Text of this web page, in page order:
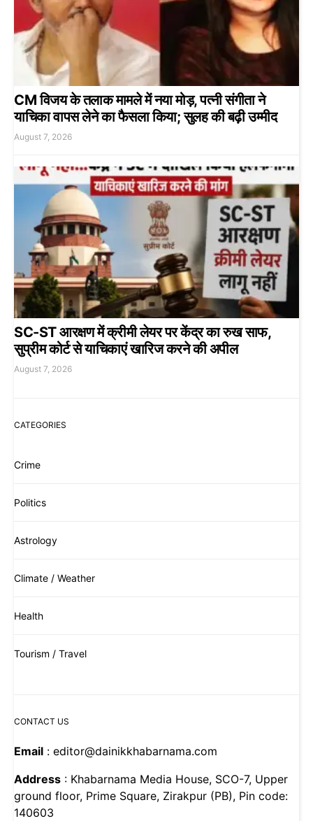
CM विजय के तलाक मामले में नया मोड़, पत्नी संगीता ने
याचिका वापस लेने का फैसला किया; सुलह की बढ़ी उम्मीद
August 7, 2026
SC-ST आरक्षण में क्रीमी लेयर पर केंद्र का रुख साफ,
सुप्रीम कोर्ट से याचिकाएं खारिज करने की अपील
August 7, 2026
CATEGORIES
Crime
Politics
Astrology
Climate / Weather
Health
Tourism / Travel
CONTACT US
Email : editor@dainikkhabarnama.com
Address : Khabarnama Media House, SCO-7, Upper
ground floor, Prime Square, Zirakpur (PB), Pin code:
140603